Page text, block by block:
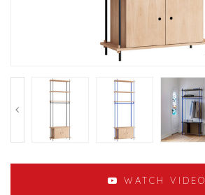
WATCH VIDEO